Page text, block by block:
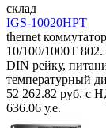
склад
IGS-10020HPT
thernet
10/100/1000T
DIN рейку,
температурный
52 262.82 руб. с
636.06 у.е.